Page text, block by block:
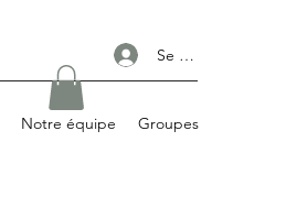
Se connecter
Notre équipe Groupes